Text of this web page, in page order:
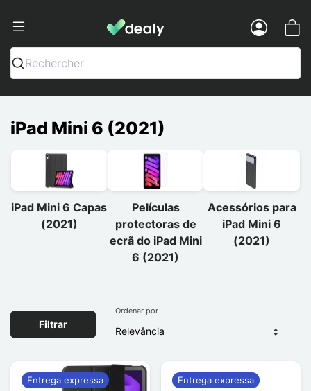
Dealy - Capas e acessórios para
Rechercher
iPad Mini 6 (2021)
iPad Mini 6 Capas
(2021)
Películas
protectoras de
ecrã do iPad Mini
6 (2021)
Acessórios para
iPad Mini 6
(2021)
Filtrar
Ordenar por
Entrega expressa Entrega expressa